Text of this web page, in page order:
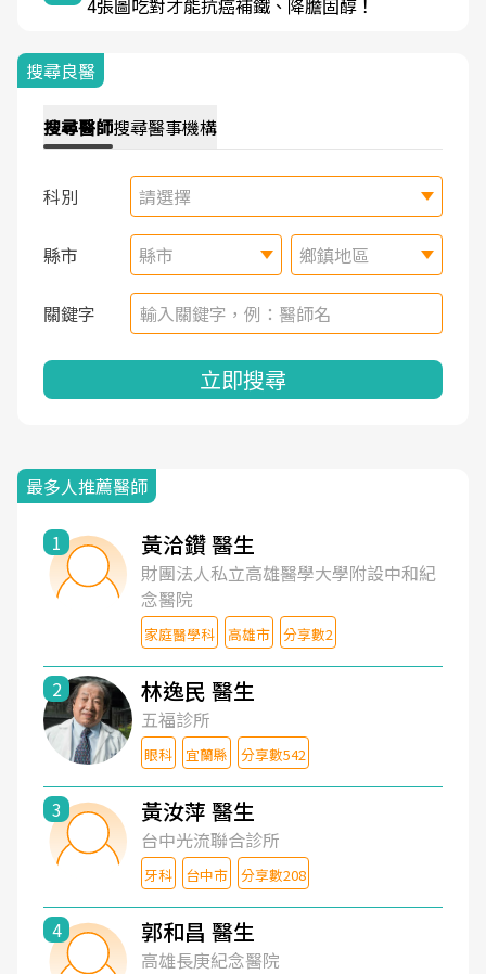
4張圖吃對才能抗癌補鐵、降膽固醇！
搜尋良醫
搜尋醫師搜尋醫事機構
科別 請選擇
縣市 縣市 鄉鎮地區
關鍵字
立即搜尋
最多人推薦醫師
1 黃洽鑽 醫生
財團法人私立高雄醫學大學附設中和紀
念醫院
家庭醫學科 高雄市 分享數2
2 林逸民 醫生
五福診所
眼科 宜蘭縣 分享數542
3 黃汝萍 醫生
台中光流聯合診所
牙科 台中市 分享數208
4 郭和昌 醫生
高雄長庚紀念醫院